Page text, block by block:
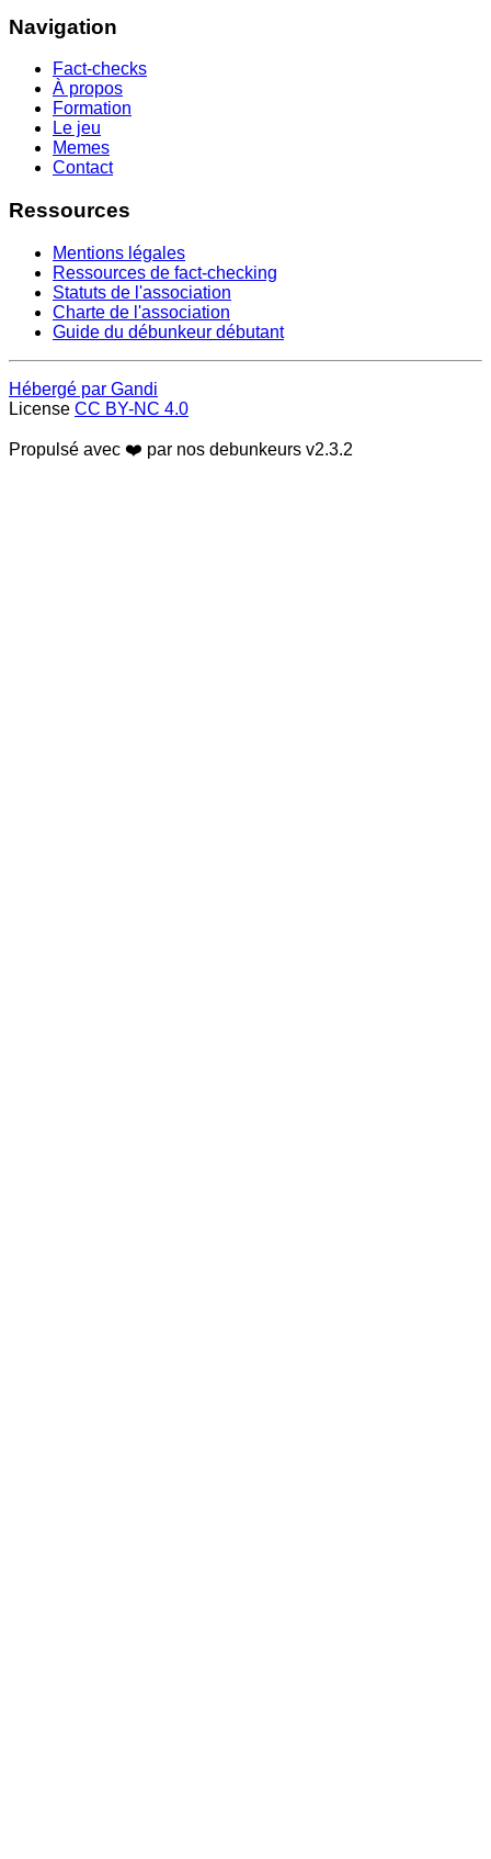
Navigation
Fact-checks
À propos
Formation
Le jeu
Memes
Contact
Ressources
Mentions légales
Ressources de fact-checking
Statuts de l'association
Charte de l'association
Guide du débunkeur débutant
Hébergé par Gandi
License CC BY-NC 4.0
Propulsé avec ❤️ par nos debunkeurs v2.3.2